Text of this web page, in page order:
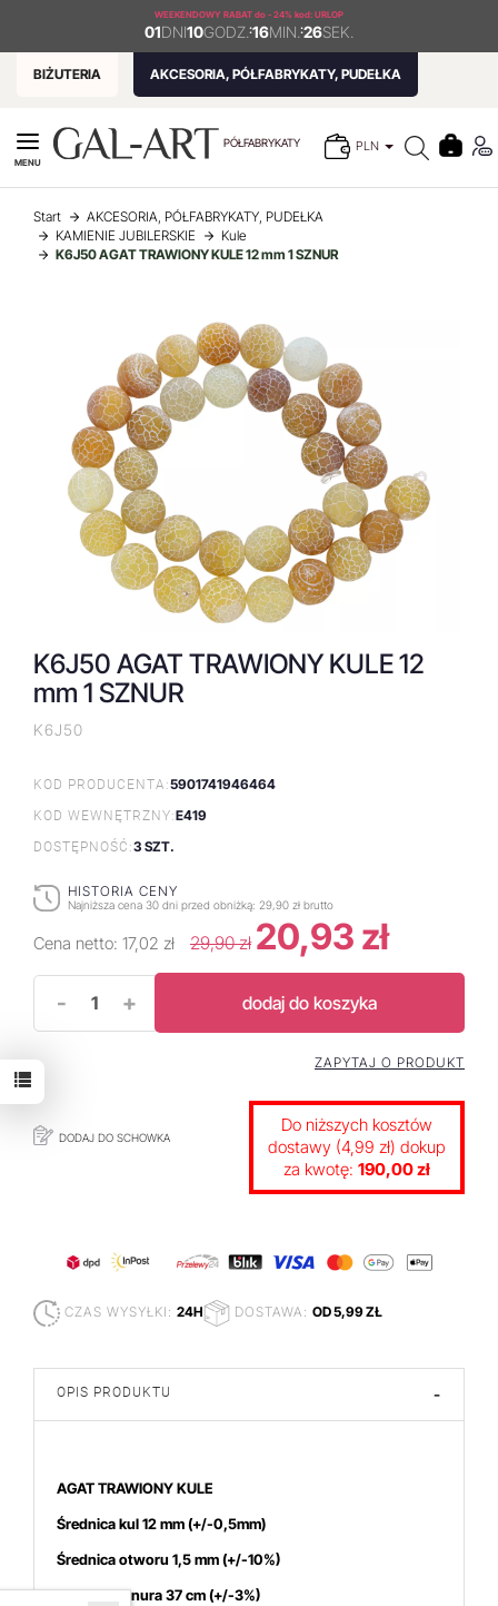
WEEKENDOWY RABAT do - 24% kod: URLOP
01DNI10GODZ. :16MIN. :26SEK.
BIŻUTERIA AKCESORIA, PÓŁFABRYKATY, PUDEŁKA
PÓŁFABRYKATY PLN
MENU
Start
AKCESORIA, PÓŁFABRYKATY, PUDEŁKA
KAMIENIE JUBILERSKIE
Kule
K6J50 AGAT TRAWIONY KULE 12 mm 1 SZNUR
K6J50 AGAT TRAWIONY KULE 12
mm 1 SZNUR
K6J50
KOD PRODUCENTA:5901741946464
KOD WEWNĘTRZNY:E419
DOSTĘPNOŚĆ:3 SZT.
HISTORIA CENY
Najniższa cena 30 dni przed obniżką: 29,90 zł brutto
Cena netto: 17,02 zł 29,90 zł 20,93 zł
- + dodaj do koszyka
DODAJ DO SCHOWKA
ZAPYTAJ O PRODUKT
Do niższych kosztów
dostawy (4,99 zł) dokup
za kwotę: 190,00 zł
CZAS WYSYŁKI: 24H DOSTAWA: OD 5,99 ZŁ
OPIS PRODUKTU -
AGAT TRAWIONY KULE
Średnica kul 12 mm(+/-0,5mm)
Średnica otworu 1,5 mm (+/-10%)
Długość sznura 37 cm (+/-3%)